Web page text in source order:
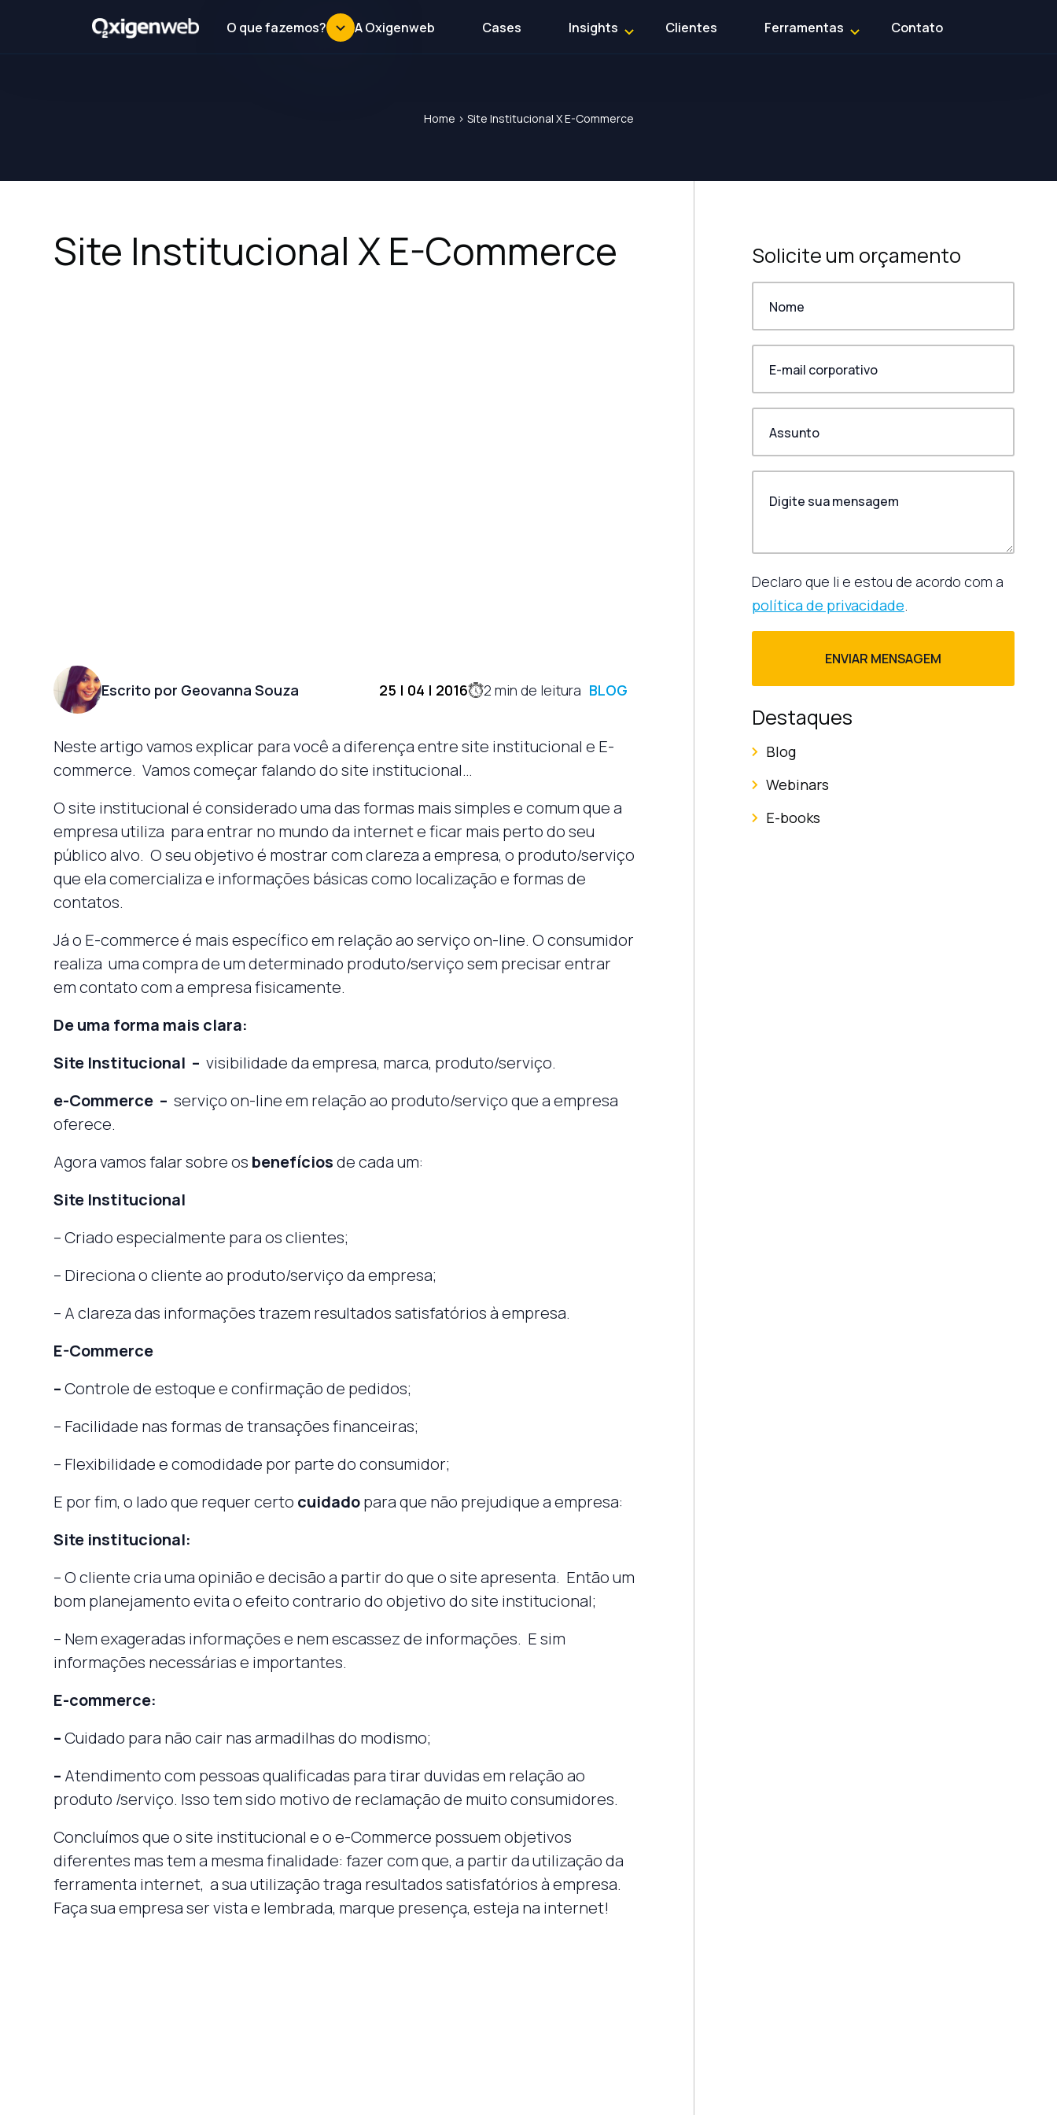
O que fazemos? A Oxigenweb Cases Insights Clientes Ferramentas Contato
Home > Site Institucional X E-Commerce
Site Institucional X E-Commerce
Escrito por Geovanna Souza 25 | 04 | 2016 2 min de leitura BLOG
Neste artigo vamos explicar para você a diferença entre site institucional e E-
commerce. Vamos começar falando do site institucional…
O site institucional é considerado uma das formas mais simples e comum que a
empresa utiliza para entrar no mundo da internet e ficar mais perto do seu
público alvo. O seu objetivo é mostrar com clareza a empresa, o produto/serviço
que ela comercializa e informações básicas como localização e formas de
contatos.
Já o E-commerce é mais específico em relação ao serviço on-line. O consumidor
realiza uma compra de um determinado produto/serviço sem precisar entrar
em contato com a empresa fisicamente.
De uma forma mais clara:
Site Institucional – visibilidade da empresa, marca, produto/serviço.
e-Commerce – serviço on-line em relação ao produto/serviço que a empresa
oferece.
Agora vamos falar sobre os benefíciosde cada um:
Site Institucional
– Criado especialmente para os clientes;
– Direciona o cliente ao produto/serviço da empresa;
– A clareza das informações trazem resultados satisfatórios à empresa.
E-Commerce
–Controle de estoque e confirmação de pedidos;
– Facilidade nas formas de transações financeiras;
– Flexibilidade e comodidade por parte do consumidor;
E por fim, o lado que requer certo cuidadopara que não prejudique a empresa:
Site institucional:
– O cliente cria uma opinião e decisão a partir do que o site apresenta. Então um
bom planejamento evita o efeito contrario do objetivo do site institucional;
– Nem exageradas informações e nem escassez de informações. E sim
informações necessárias e importantes.
E-commerce:
–Cuidado para não cair nas armadilhas do modismo;
– Atendimento com pessoas qualificadas para tirar duvidas em relação ao
produto /serviço. Isso tem sido motivo de reclamação de muito consumidores.
Concluímos que o site institucional e o e-Commerce possuem objetivos
diferentes mas tem a mesma finalidade: fazer com que, a partir da utilização da
ferramenta internet, a sua utilização traga resultados satisfatórios à empresa.
Faça sua empresa ser vista e lembrada, marque presença, esteja na internet!
Solicite um orçamento
Declaro que li e estou de acordo com a
política de privacidade.
Destaques
Blog
Webinars
E-books